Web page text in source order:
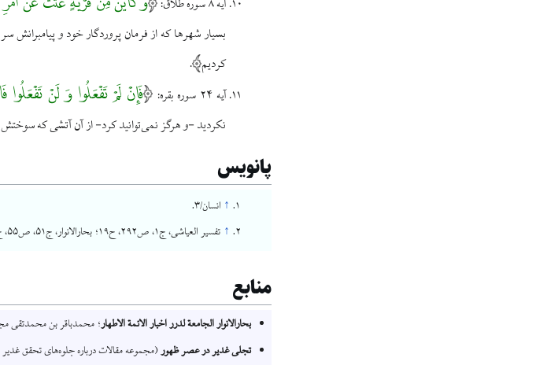
آیه ۸ سوره طلاق:
بسيار شهرها كه از فرمان پروردگار خود و
كرديم .
آیه ۲۴ سوره بقره:
فَإِنْ لَمْ تَفْعَلُوا وَ لَنْ تَفْعَلُوا
نكرديد -و هرگز نمى‌توانيد كرد- از آن آتشى كه سوختش
پانویس
↑ انسان/۳.
↑ تفسير العياشى، ج۱، ص۲۹۲، ح۱۹؛ بحارالانوار، ج۵۱، ص۵۵، ح۳۹.
منابع
بحارالانوار الجامعة لدرر اخبار الائمة الاطهار؛ محمدباقر بن محمدتقی
تجلی غدیر در عصر ظهور(مجموعه مقالات درباره جلوه‌های تحقق غدیر